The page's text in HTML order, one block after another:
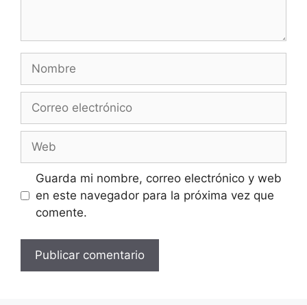
Nombre
Correo
Web
Guarda mi nombre, correo electrónico y web
en este navegador para la próxima vez que
comente.